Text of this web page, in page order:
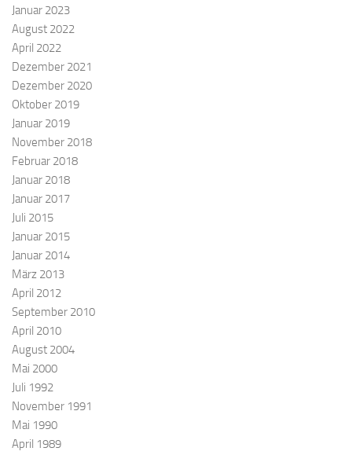
Januar 2023
August 2022
April 2022
Dezember 2021
Dezember 2020
Oktober 2019
Januar 2019
November 2018
Februar 2018
Januar 2018
Januar 2017
Juli 2015
Januar 2015
Januar 2014
März 2013
April 2012
September 2010
April 2010
August 2004
Mai 2000
Juli 1992
November 1991
Mai 1990
April 1989